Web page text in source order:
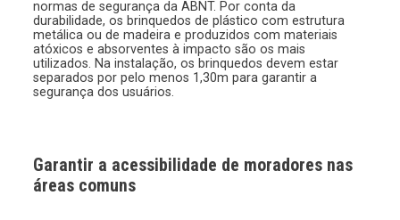
normas de segurança da ABNT. Por conta da
durabilidade, os brinquedos de plástico com estrutura
metálica ou de madeira e produzidos com materiais
atóxicos e absorventes à impacto são os mais
utilizados. Na instalação, os brinquedos devem estar
separados por pelo menos 1,30m para garantir a
segurança dos usuários.
Garantir a acessibilidade de moradores nas
áreas comuns